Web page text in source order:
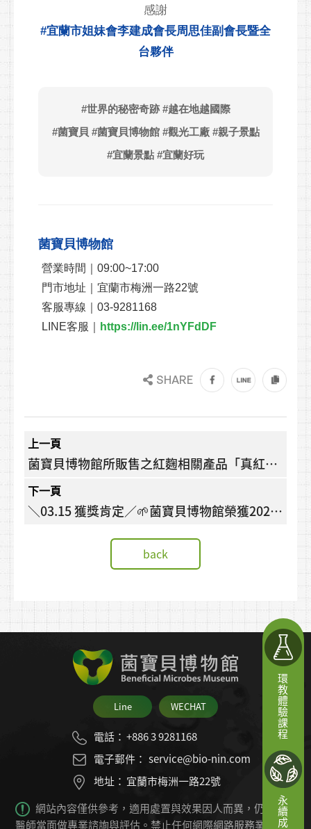
感謝
#宜蘭市姐妹會李建成會長周思佳副會長暨全
台夥伴
#世界的秘密奇跡 #越在地越國際
#菌寶貝 #菌寶貝博物館 #觀光工廠 #親子景點
#宜蘭景點 #宜蘭好玩
菌寶貝博物館
營業時間｜09:00~17:00
門市地址｜宜蘭市梅洲一路22號
客服專線｜03-9281168
LINE客服｜
https://lin.ee/1nYFdDF
SHARE
上一頁
菌寶貝博物館所販售之紅麴相關產品「真紅麴
膠囊」、「帝龍蛋白膠囊」，一切檢驗皆符合
台灣法規規範敬請安心使用
下一頁
＼03.15 獲獎肯定／🌱菌寶貝博物館榮獲2024
back
Line WECHAT
電話： +886 3 9281168
電子郵件： service@bio-nin.com
地址： 宜蘭市梅洲一路22號
網站內容僅供參考，適用處置與效果因人而異，仍必須由
醫師當面做專業諮詢與評估。禁止任何網際網路服務業者轉錄
環教體驗課程
永續成果